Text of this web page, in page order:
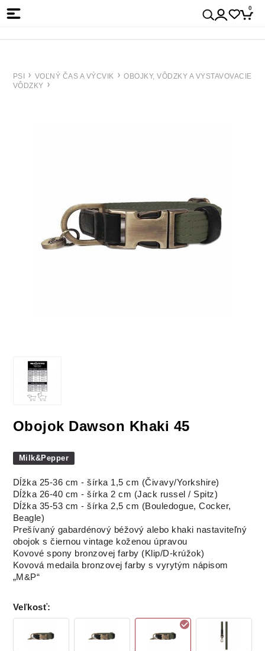
0
PSI VOĽNÝ ČAS A VÝCVIK
OBOJKY, VÔDZKY A VYSTAVOVACIE
VÔDZKY
Obojok Dawson Khaki 45
Milk&Pepper
Dĺžka 25-36 cm - šírka 1,5 cm (Čivavy/Yorkshire)
Dĺžka 26-40 cm - šírka 2 cm (Jack russel / Spitz)
Dĺžka 35-53 cm - šírka 2,5 cm (Bouledogue, Cocker,
Beagle)
Prešívaný gabardénový béžový alebo khaki nastaviteľný
obojok s čiernou vintage koženou úpravou
Kovové spony bronzovej farby (Klip/D-krúžok)
Kovová medaila bronzovej farby s vyrytým nápisom
„M&P“
Veľkosť: